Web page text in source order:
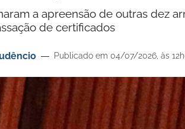
a apreensão de outras dez
de certificados
Publicado em 04/07/2026, às